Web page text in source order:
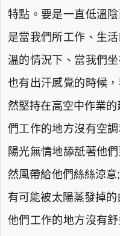
特點。要是一直低溫
是當我們所工作、生
溫的情況下、當我們
也有出汗感覺的時候
然堅持在高空中作業
們工作的地方沒有空
陽光無情地舔舐著他
然風帶給他們絲絲涼
有可能被太陽蒸發掉
他們工作的地方沒有